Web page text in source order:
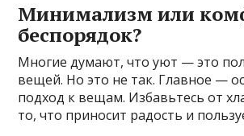
Минимализм или
беспорядок?
Многие думают, что уют — это
вещей. Но это не так. Главное —
подход к вещам. Избавьтесь от
то, что приносит радость и